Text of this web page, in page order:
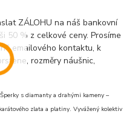
ZÁLOHU na náš bankovní
50 % z celkové ceny. Prosíme
emailového kontaktu, k
rozměry náušnic,
s diamanty a drahými kameny –
zlata a platiny. Vyvážený kolektiv